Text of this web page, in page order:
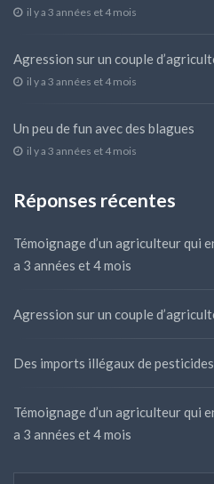
il y a 3 années et 4 mois
Agression sur un couple
il y a 3 années et 4 mois
Un peu de fun avec des blagues
il y a 3 années et 4 mois
Réponses récentes
Témoignage d’un agriculteur qui
a 3 années et 4 mois
Agression sur un couple
Des imports illégaux de pesticides
Témoignage d’un agriculteur qui
a 3 années et 4 mois